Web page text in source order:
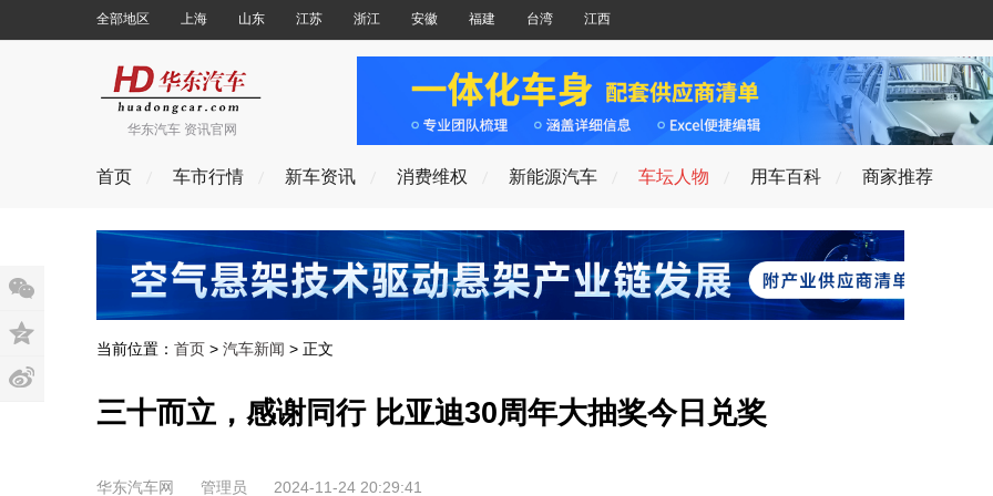
全部地区 上海 山东 江苏 浙江 安徽 福建 台湾 江西
华东汽车 资讯官网
首页 车市行情 新车资讯 消费维权 新能源汽车 车坛人物 用车百科 商家推荐
当前位置： 首页 > 汽车新闻 > 正文
三十而立，感谢同行 比亚迪30周年大抽奖今日兑奖
华东汽车网 管理员 2024-11-24 20:29:41